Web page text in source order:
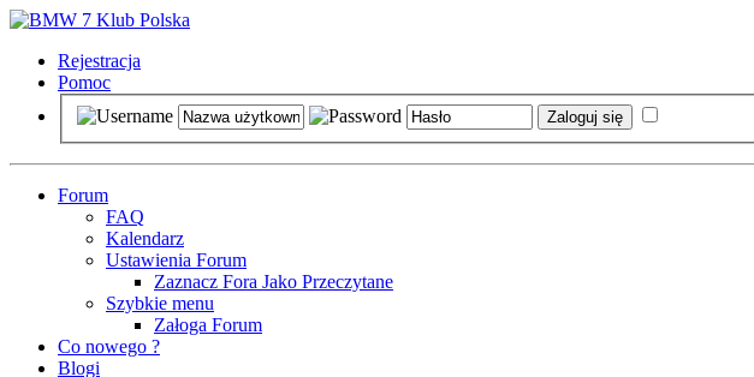
Rejestracja
Pomoc
Forum
FAQ
Kalendarz
Ustawienia Forum
Zaznacz Fora Jako Przeczytane
Szybkie menu
Załoga Forum
Co nowego ?
Blogi